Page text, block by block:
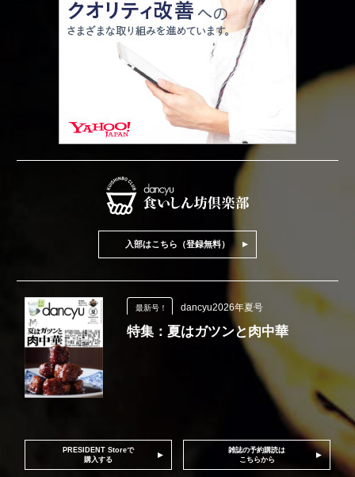
入部はこちら（登録無料）
最新号！ dancyu2026年夏号
特集：夏はガツンと肉中華
PRESIDENT Storeで
購入する
雑誌の予約購読は
こちらから